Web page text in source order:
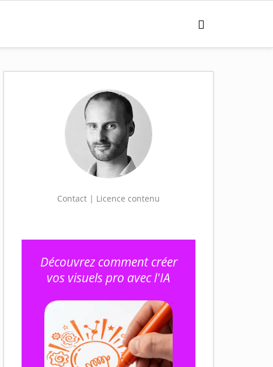
Contact | Licence contenu
Découvrez comment créer
vos visuels pro avec l'IA